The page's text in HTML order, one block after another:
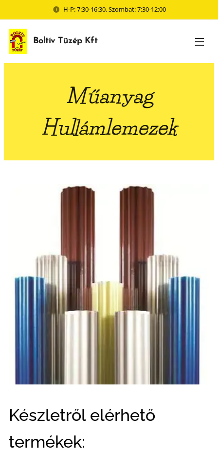
H-P: 7:30-16:30, Szombat: 7:30-12:00
Boltív Tüzép Kft
Műanyag
Hullámlemezek
Készletről elérhető
termékek: